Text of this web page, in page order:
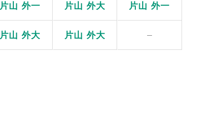
片山 外一 片山 外大 片山 外一
片山 外大 片山 外大